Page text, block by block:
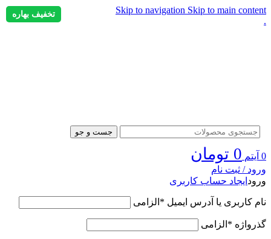
Skip to navigation Skip to main content
.
جست و جو
0 آیتم 0 تومان
ورود / ثبت نام
ورود ایجاد حساب کاربری
نام کاربری یا آدرس ایمیل * الزامی
گذرواژه * الزامی
تخفیف بهاره